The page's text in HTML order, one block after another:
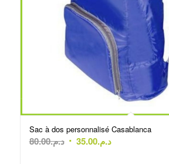
Sac à dos personnalisé Casablanca
د.م.80.00
Le
د.م.35.00
Le